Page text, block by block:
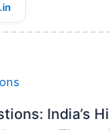
India’s